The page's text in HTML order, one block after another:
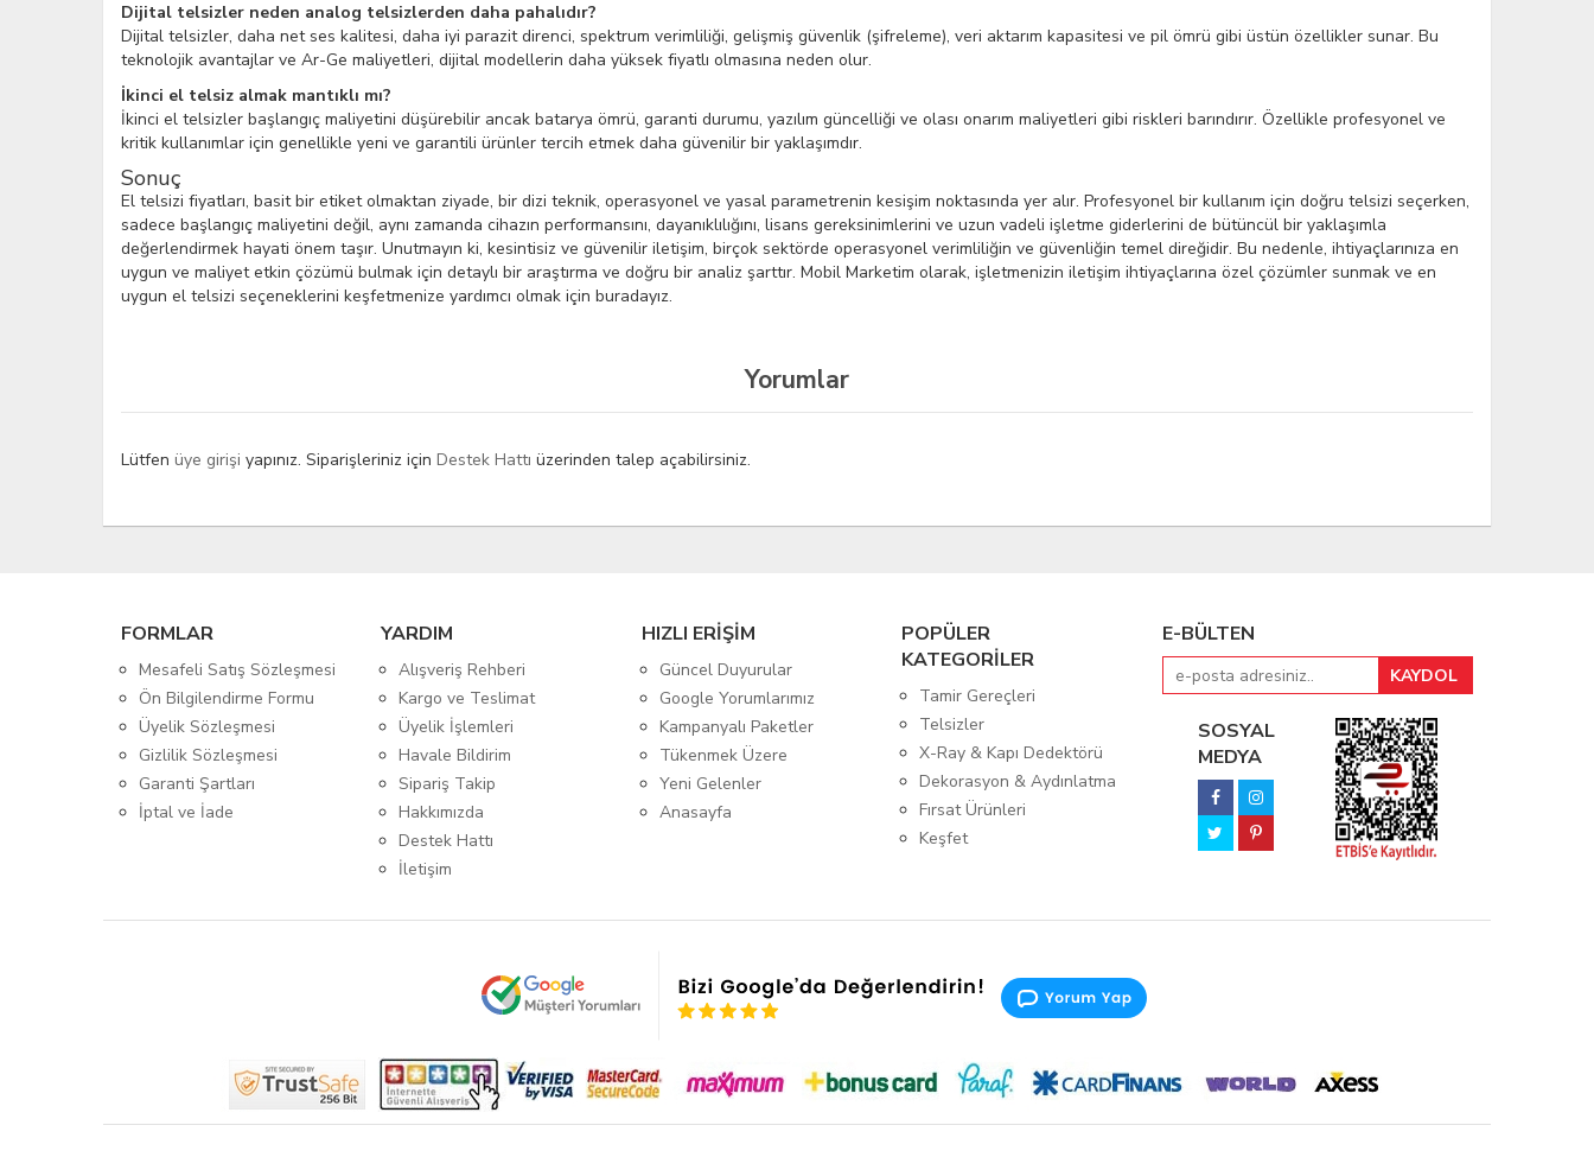
Dijital telsizler neden analog telsizlerden daha pahalıdır?
Dijital telsizler, daha net ses kalitesi, daha iyi parazit direnci, spektrum verimliliği, gelişmiş güvenlik (şifreleme), veri aktarım kapasitesi ve pil ömrü gibi üstün özellikler sunar. Bu
teknolojik avantajlar ve Ar-Ge maliyetleri, dijital modellerin daha yüksek fiyatlı olmasına neden olur.
İkinci el telsiz almak mantıklı mı?
İkinci el telsizler başlangıç maliyetini düşürebilir ancak batarya ömrü, garanti durumu, yazılım güncelliği ve olası onarım maliyetleri gibi riskleri barındırır. Özellikle profesyonel ve
kritik kullanımlar için genellikle yeni ve garantili ürünler tercih etmek daha güvenilir bir yaklaşımdır.
Sonuç
El telsizi fiyatları, basit bir etiket olmaktan ziyade, bir dizi teknik, operasyonel ve yasal parametrenin kesişim noktasında yer alır. Profesyonel bir kullanım için doğru telsizi seçerken,
sadece başlangıç maliyetini değil, aynı zamanda cihazın performansını, dayanıklılığını, lisans gereksinimlerini ve uzun vadeli işletme giderlerini de bütüncül bir yaklaşımla
değerlendirmek hayati önem taşır. Unutmayın ki, kesintisiz ve güvenilir iletişim, birçok sektörde operasyonel verimliliğin ve güvenliğin temel direğidir. Bu nedenle, ihtiyaçlarınıza en
uygun ve maliyet etkin çözümü bulmak için detaylı bir araştırma ve doğru bir analiz şarttır. Mobil Marketim olarak, işletmenizin iletişim ihtiyaçlarına özel çözümler sunmak ve en
uygun el telsizi seçeneklerini keşfetmenize yardımcı olmak için buradayız.
Yorumlar
Lütfen üye girişi yapınız. Siparişleriniz için Destek Hattı üzerinden talep açabilirsiniz.
FORMLAR
Mesafeli Satış Sözleşmesi
Ön Bilgilendirme Formu
Üyelik Sözleşmesi
Gizlilik Sözleşmesi
Garanti Şartları
İptal ve İade
YARDIM
Alışveriş Rehberi
Kargo ve Teslimat
Üyelik İşlemleri
Havale Bildirim
Sipariş Takip
Hakkımızda
Destek Hattı
İletişim
HIZLI ERİŞİM
Güncel Duyurular
Google Yorumlarımız
Kampanyalı Paketler
Tükenmek Üzere
Yeni Gelenler
Anasayfa
POPÜLER
KATEGORİLER
Tamir Gereçleri
Telsizler
X-Ray & Kapı Dedektörü
Dekorasyon & Aydınlatma
Fırsat Ürünleri
Keşfet
E-BÜLTEN
SOSYAL
MEDYA